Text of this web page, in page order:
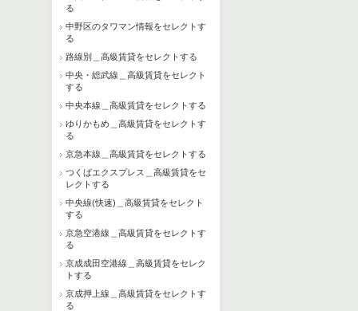
る
中野区のタワマン情報をセレクトす
る
路線別＿高級賃貸をセレクトする
中央・総武線＿高級賃貸をセレクト
する
中央本線＿高級賃貸をセレクトする
ゆりかもめ＿高級賃貸をセレクトす
る
京急本線＿高級賃貸をセレクトする
つくばエクスプレス＿高級賃貸をセ
レクトする
中央線(快速)＿高級賃貸をセレクト
する
京急空港線＿高級賃貸をセレクトす
る
京成成田空港線＿高級賃貸をセレク
トする
京成押上線＿高級賃貸をセレクトす
る